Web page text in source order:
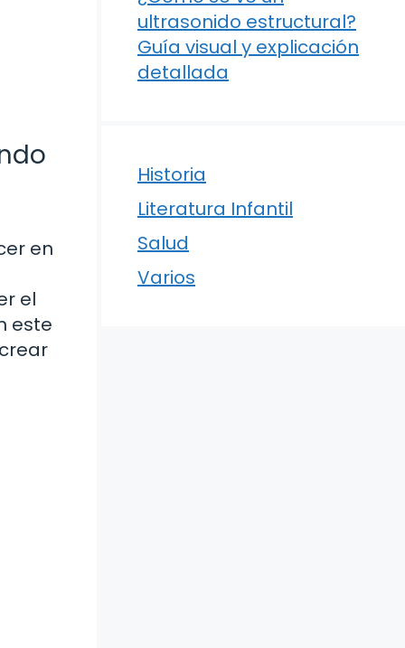
en
el
este
ultrasonido estructural?
Guía visual y explicación
detallada
Historia
Literatura Infantil
Salud
Varios